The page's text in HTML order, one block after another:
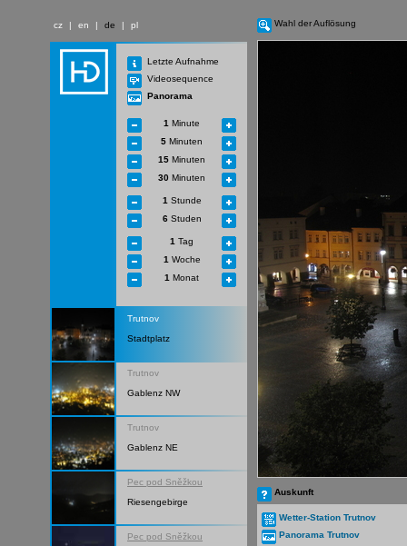
cz | en | de | pl
Letzte Aufnahme
Videosequence
Panorama
1 Minute
5 Minuten
15 Minuten
30 Minuten
1 Stunde
6Studen
1 Tag
1 Woche
1 Monat
Trutnov
Stadtplatz
Trutnov
Gablenz NW
Trutnov
Gablenz NE
Pec pod Sněžkou
Riesengebirge
Pec pod Sněžkou
Wahl der Auflösung
Auskunft
Wetter-Station Trutnov
Panorama Trutnov